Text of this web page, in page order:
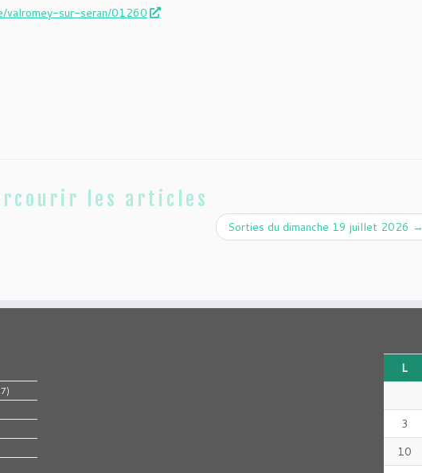
valromey-sur-seran/01260
les articles
Sorties du dimanche 19 juillet 2026 →
L
3
10